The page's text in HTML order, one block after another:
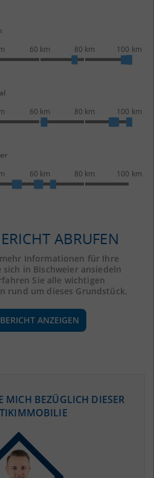
60 km 80 km 100 km
60 km 80 km 100 km
60 km 80 km 100 km
ABRUFEN
Informationen für Ihre
sich in Bischweier ansiedeln
Sie alle wichtigen
rund um dieses Grundstück.
STANDORTBERICHT ANZEIGEN
2019)
MICH BEZÜGLICH DIESER